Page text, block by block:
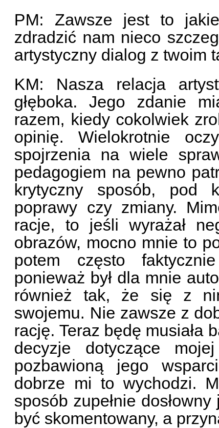
PM: Zawsze jest to
zdradzić nam nieco
artystyczny dialog z twoim
KM: Nasza relacja
głęboka. Jego zdanie
razem, kiedy cokolwiek
opinię. Wielokrotnie
spojrzenia na wiele
pedagogiem na pewno
krytyczny sposób, pod
poprawy czy zmiany.
racje, to jeśli wyrażał
obrazów, mocno mnie to
potem często
ponieważ był dla mnie
również tak, że się z
swojemu. Nie zawsze z
rację. Teraz będę musiała
decyzje dotyczące
pozbawioną jego
dobrze mi to wychodzi.
sposób zupełnie
być skomentowany, a